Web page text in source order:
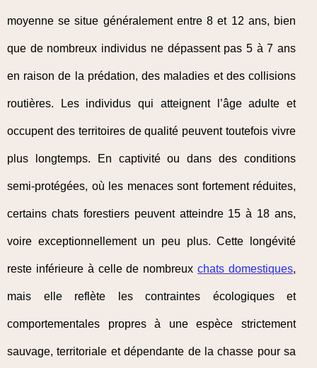
moyenne se situe généralement entre 8 et 12 ans, bien
que de nombreux individus ne dépassent pas 5 à 7 ans
en raison de la prédation, des maladies et des collisions
routières. Les individus qui atteignent l’âge adulte et
occupent des territoires de qualité peuvent toutefois vivre
plus longtemps. En captivité ou dans des conditions
semi-protégées, où les menaces sont fortement réduites,
certains chats forestiers peuvent atteindre 15 à 18 ans,
voire exceptionnellement un peu plus. Cette longévité
reste inférieure à celle de nombreuxchats domestiques,
mais elle reflète les contraintes écologiques et
comportementales propres à une espèce strictement
sauvage, territoriale et dépendante de la chasse pour sa